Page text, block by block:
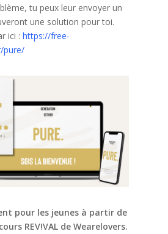
tu peux leur envoyer un
une solution pour toi.
ici : https://free-
pure/
pour les jeunes à partir de
REV!VAL de Wearelovers.